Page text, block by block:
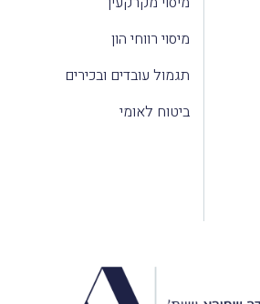
מיסוי רווחי הון
תגמול עובדים ובכירים
ביטוח לאומי